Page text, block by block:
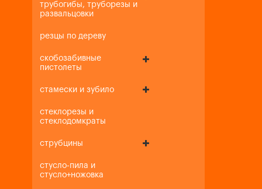
трубогибы, труборезы и
развальцовки
резцы по дереву
скобозабивные
пистолеты
стамески и зубило
стеклорезы и
стеклодомкраты
струбцины
стусло-пила и
стусло+ножовка